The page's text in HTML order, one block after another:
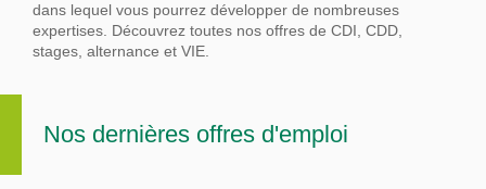
dans lequel vous pourrez développer de nombreuses
expertises. Découvrez toutes nos offres de CDI, CDD,
stages, alternance et VIE.
Nos dernières offres d'emploi